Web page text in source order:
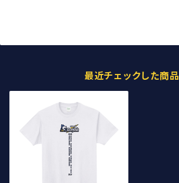
最近チェックした商品